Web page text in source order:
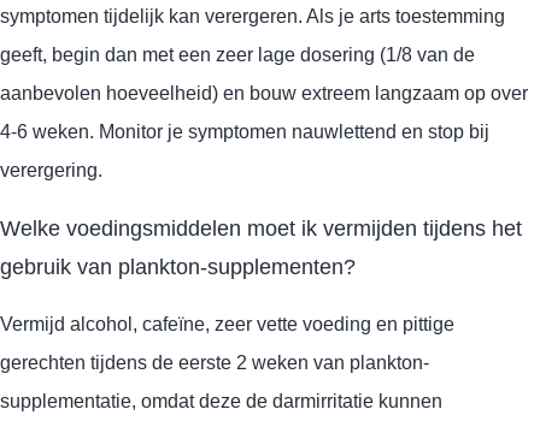
symptomen tijdelijk kan verergeren. Als je arts toestemming
geeft, begin dan met een zeer lage dosering (1/8 van de
aanbevolen hoeveelheid) en bouw extreem langzaam op over
4-6 weken. Monitor je symptomen nauwlettend en stop bij
verergering.
Welke voedingsmiddelen moet ik vermijden tijdens het
gebruik van plankton-supplementen?
Vermijd alcohol, cafeïne, zeer vette voeding en pittige
gerechten tijdens de eerste 2 weken van plankton-
supplementatie, omdat deze de darmirritatie kunnen